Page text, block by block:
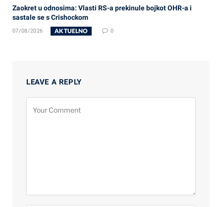
Zaokret u odnosima: Vlasti RS-a prekinule bojkot OHR-a i
sastale se s Crishockom
07/08/2026 AKTUELNO 0
LEAVE A REPLY